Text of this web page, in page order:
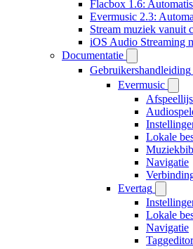
Flacbox 1.6:
Evermusic 2.3:
Stream muziek vanuit
iOS Audio Streaming
Documentatie
Gebruikershandleiding
Evermusic
Lokale
Navigatie
Evertag
Lokale
Navigatie
Taggeditor